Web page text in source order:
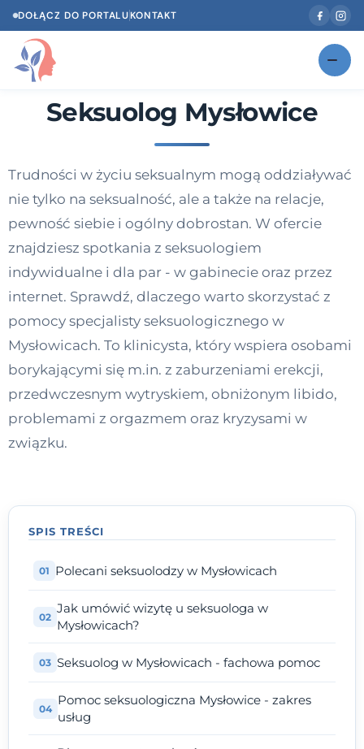
DOŁĄCZ DO PORTALUKONTAKT
Znajdź swojego specjalistę NOWOŚĆ
Według specjalizacji
Diagnozy psychologiczne
Testy psychologiczne
Dawka wiedzy
Dla specjalistów
Kontakt
Seksuolog Mysłowice
Trudności w życiu seksualnym mogą oddziaływać
nie tylko na seksualność, ale a także na relacje,
pewność siebie i ogólny dobrostan. W ofercie
znajdziesz spotkania z seksuologiem
indywidualne i dla par - w gabinecie oraz przez
internet. Sprawdź, dlaczego warto skorzystać z
pomocy specjalisty seksuologicznego w
Mysłowicach. To klinicysta, który wspiera osobami
borykającymi się m.in. z zaburzeniami erekcji,
przedwczesnym wytryskiem, obniżonym libido,
problemami z orgazmem oraz kryzysami w
związku.
SPIS TREŚCI
Polecani seksuolodzy w Mysłowicach
Jak umówić wizytę u seksuologa w
Mysłowicach?
Seksuolog w Mysłowicach - fachowa pomoc
Pomoc seksuologiczna Mysłowice - zakres
usług